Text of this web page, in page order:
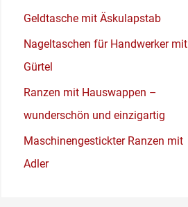
Geldtasche mit Äskulapstab
Nageltaschen für Handwerker mit
Gürtel
Ranzen mit Hauswappen –
wunderschön und einzigartig
Maschinengestickter Ranzen mit
Adler